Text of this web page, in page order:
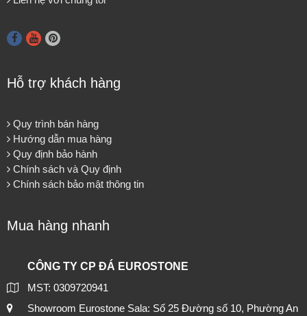
Hỗ trợ khách hàng
Quy trình bán hàng
Hướng dẫn mua hàng
Quy định bảo hành
Chính sách và Quy định
Chính sách bảo mật thông tin
Mua hàng nhanh
CÔNG TY CP ĐÁ EUROSTONE
MST: 0309720941
Showroom Eurostone Sala: Số 25 Đường số 10, Phường An